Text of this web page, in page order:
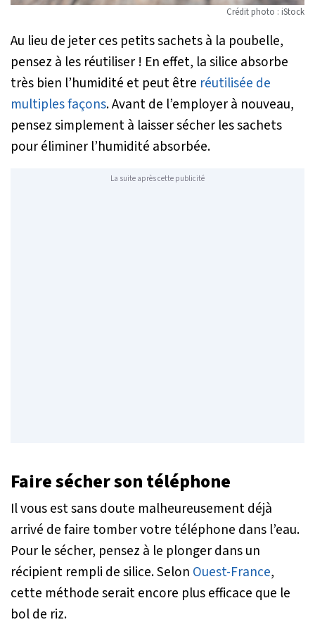
Crédit photo : iStock
Au lieu de jeter ces petits sachets à la poubelle,
pensez à les réutiliser ! En effet, la silice absorbe
très bien l’humidité et peut être réutilisée de
multiples façons. Avant de l’employer à nouveau,
pensez simplement à laisser sécher les sachets
pour éliminer l’humidité absorbée.
La suite après cette publicité
Faire sécher son téléphone
Il vous est sans doute malheureusement déjà
arrivé de faire tomber votre téléphone dans l’eau.
Pour le sécher, pensez à le plonger dans un
récipient rempli de silice. Selon Ouest-France,
cette méthode serait encore plus efficace que le
bol de riz.